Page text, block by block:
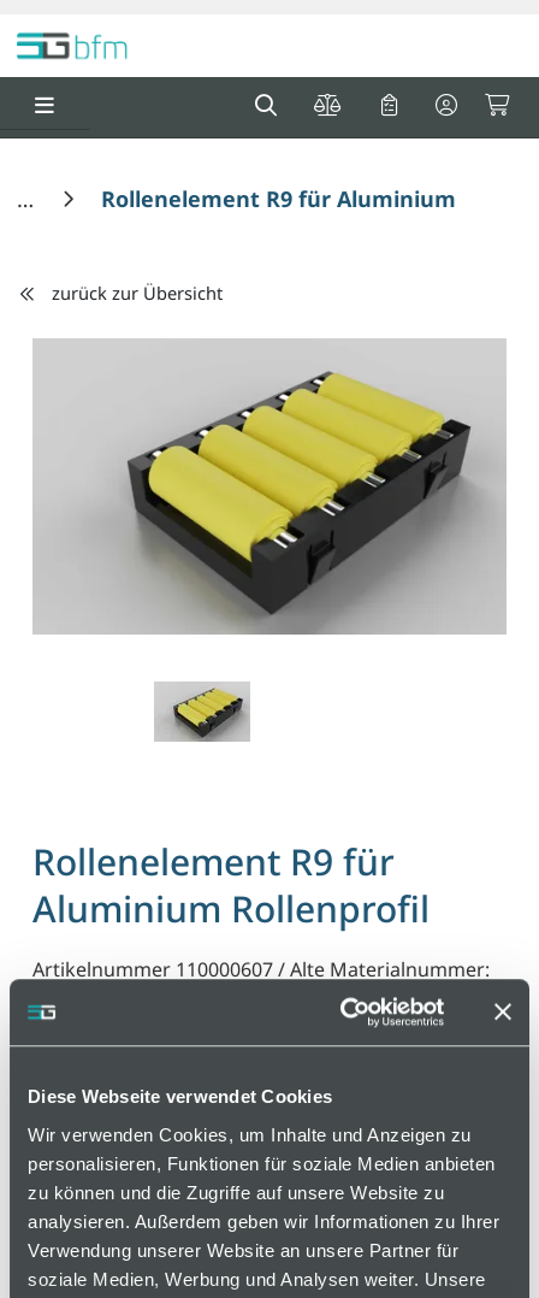
Diese Webseite verwendet Cookies
Wir verwenden Cookies, um Inhalte und Anzeigen zu
personalisieren, Funktionen für soziale Medien anbieten
zu können und die Zugriffe auf unsere Website zu
analysieren. Außerdem geben wir Informationen zu Ihrer
Verwendung unserer Website an unsere Partner für
soziale Medien, Werbung und Analysen weiter. Unsere
Rollenelement R9 für Aluminium
zurück zur Übersicht
Rollenelement R9 für
Aluminium Rollenprofil
Artikelnummer 110000607 / Alte Materialnummer:
801252
Rollenelement R9 vormontiert für Rollenleiste AL.
Hoch belastbare Förderrollen für Rollenschiene,
verlaufenden Förderstrecken durch geringen
Rollenabstand. Schnell austauschbar.